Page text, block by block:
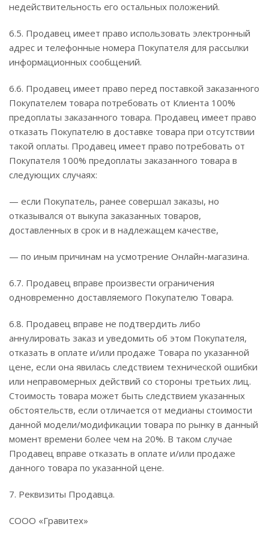
недействительность его остальных положений.
6.5. Продавец имеет право использовать электронный
адрес и телефонные номера Покупателя для рассылки
информационных сообщений.
6.6. Продавец имеет право перед поставкой заказанного
Покупателем товара потребовать от Клиента 100%
предоплаты заказанного товара. Продавец имеет право
отказать Покупателю в доставке товара при отсутствии
такой оплаты. Продавец имеет право потребовать от
Покупателя 100% предоплаты заказанного товара в
следующих случаях:
— если Покупатель, ранее совершал заказы, но
отказывался от выкупа заказанных товаров,
доставленных в срок и в надлежащем качестве,
— по иным причинам на усмотрение Онлайн-магазина.
6.7. Продавец вправе произвести ограничения
одновременно доставляемого Покупателю Товара.
6.8. Продавец вправе не подтвердить либо
аннулировать заказ и уведомить об этом Покупателя,
отказать в оплате и/или продаже Товара по указанной
цене, если она явилась следствием технической ошибки
или неправомерных действий со стороны третьих лиц.
Стоимость товара может быть следствием указанных
обстоятельств, если отличается от медианы стоимости
данной модели/модификации товара по рынку в данный
момент времени более чем на 20%. В таком случае
Продавец вправе отказать в оплате и/или продаже
данного товара по указанной цене.
7. Реквизиты Продавца.
CООО «Гравитех»